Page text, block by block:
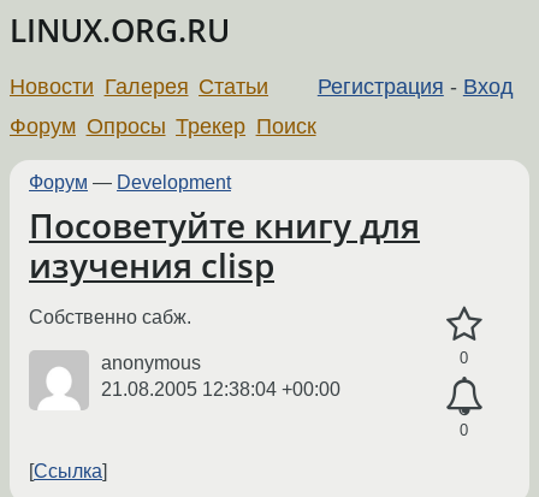
LINUX.ORG.RU
Регистрация - Вход
Новости Галерея Статьи
Форум Опросы Трекер Поиск
Форум — Development
Посоветуйте книгу для
изучения clisp
0
0
Собственно сабж.
anonymous
21.08.2005 12:38:04 +00:00
Ссылка